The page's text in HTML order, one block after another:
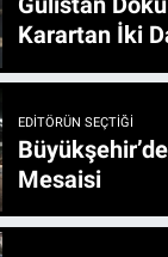
Karartan İki
EDITÖRÜN SEÇTIĞI
Büyükşehir’den 3 İlçe 20 Noktada Yeni
Mesaisi